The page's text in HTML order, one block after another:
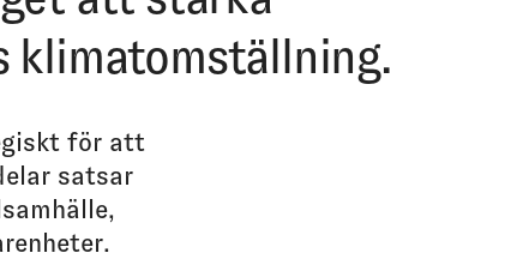
klimatomställning.
för att
satsar